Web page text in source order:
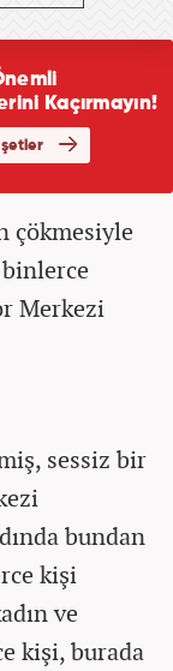
çökmesiyle
Merkezi
sessiz bir
bundan
kişi
ve
kişi, burada